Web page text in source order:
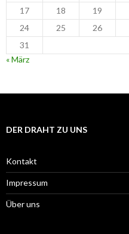
17
18 19
24
25 26
31
« März
DER DRAHT ZU UNS
Kontakt
Impressum
Über uns